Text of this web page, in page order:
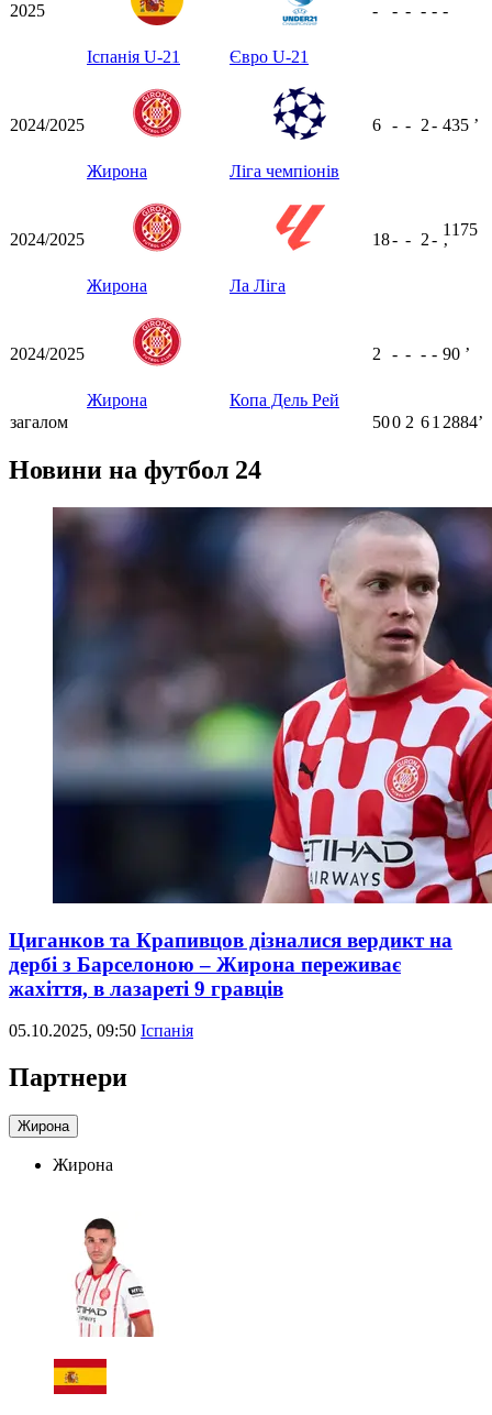
2025
Іспанія U-21 Євро U-21
- - - - - -
2024/2025
Жирона Ліга чемпіонів
6 - - 2- 435 ʼ
2024/2025
Жирона Ла Ліга
18- - 2-
1175
ʼ
2024/2025
Жирона Копа Дель Рей
2 - - - - 90 ʼ
загалом 500 2 61 2884ʼ
Новини на футбол 24
Циганков та Крапивцов дізналися вердикт на
дербі з Барселоною – Жирона переживає
жахіття, в лазареті 9 гравців
05.10.2025, 09:50 Іспанія
Партнери
Жирона
Жирона